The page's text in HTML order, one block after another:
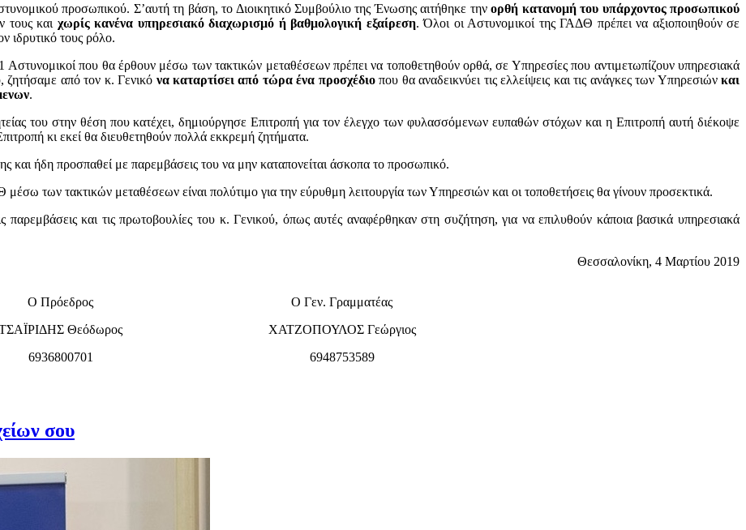
προσωπικού. Σ’αυτή τη βάση, το Διοικητικό Συμβούλιο της Ένωσης αιτήθηκε τηνορθή κατανομή του υπάρχοντος προσωπικού
τους και χωρίς κανένα υπηρεσιακό διαχωρισμό ή βαθμολογική εξαίρεση. Όλοι οι Αστυνομικοί της ΓΑΔΘ πρέπει να αξιοποιηθούν σε
ιδρυτικό τους ρόλο.
που θα έρθουν μέσω των τακτικών μεταθέσεων πρέπει να τοποθετηθούν ορθά, σε Υπηρεσίες που αντιμετωπίζουν υπηρεσιακά
ζητήσαμε από τον κ. Γενικό να καταρτίσει από τώρα ένα προσχέδιοπου θα αναδεικνύει τις ελλείψεις και τις ανάγκες των Υπηρεσιώνκαι
.
του στην θέση που κατέχει, δημιούργησε Επιτροπή για τον έλεγχο των φυλασσόμενων ευπαθών στόχων και η Επιτροπή αυτή διέκοψε
κι εκεί θα διευθετηθούν πολλά εκκρεμή ζητήματα.
και ήδη προσπαθεί με παρεμβάσεις του να μην καταπονείται άσκοπα το προσωπικό.
των τακτικών μεταθέσεων είναι πολύτιμο για την εύρυθμη λειτουργία των Υπηρεσιών και οι τοποθετήσεις θα γίνουν προσεκτικά.
και τις πρωτοβουλίες του κ. Γενικού, όπως αυτές αναφέρθηκαν στη συζήτηση, για να επιλυθούν κάποια βασικά υπηρεσιακά
Θεσσαλονίκη, 4 Μαρτίου 2019
Ο Πρόεδρος
Θεόδωρος
6936800701
Ο Γεν. Γραμματέας
ΧΑΤΖΟΠΟΥΛΟΣ Γεώργιος
6948753589
σου